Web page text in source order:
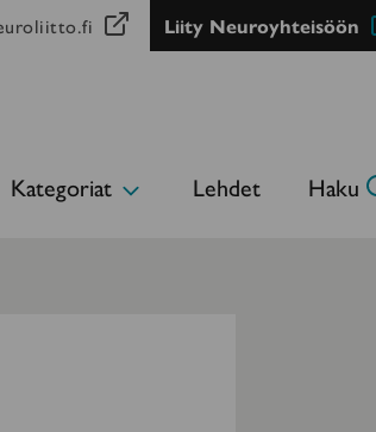
Liity Neuroyhteisöön
Kategoriat
Lehdet Haku